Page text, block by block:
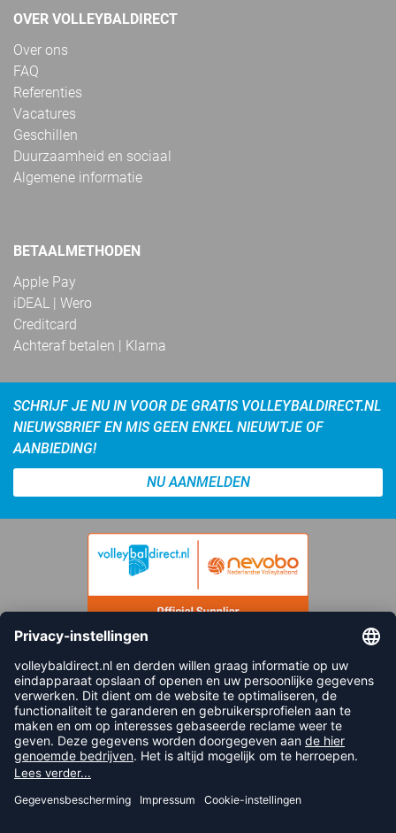
OVER VOLLEYBALDIRECT
Over ons
FAQ
Referenties
Vacatures
Geschillen
Duurzaamheid en sociaal
Algemene informatie
BETAALMETHODEN
Apple Pay
iDEAL | Wero
Creditcard
Achteraf betalen | Klarna
SCHRIJF JE NU IN VOOR DE GRATIS VOLLEYBALDIRECT.NL
NIEUWSBRIEF EN MIS GEEN ENKEL NIEUWTJE OF
AANBIEDING!
NU AANMELDEN
FOLLOW US